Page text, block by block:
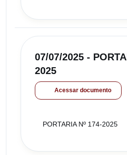
07/07/2025 -
2025
Acessar documento
PORTARIA Nº 174-2025